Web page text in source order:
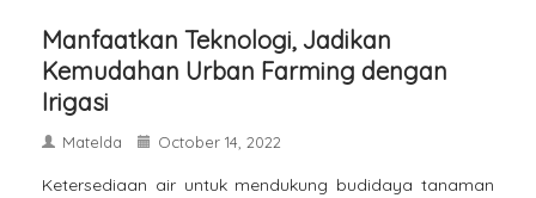
Manfaatkan Teknologi, Jadikan
Kemudahan Urban Farming dengan
Irigasi
Matelda October 14, 2022
Ketersediaan air untuk mendukung budidaya tanaman